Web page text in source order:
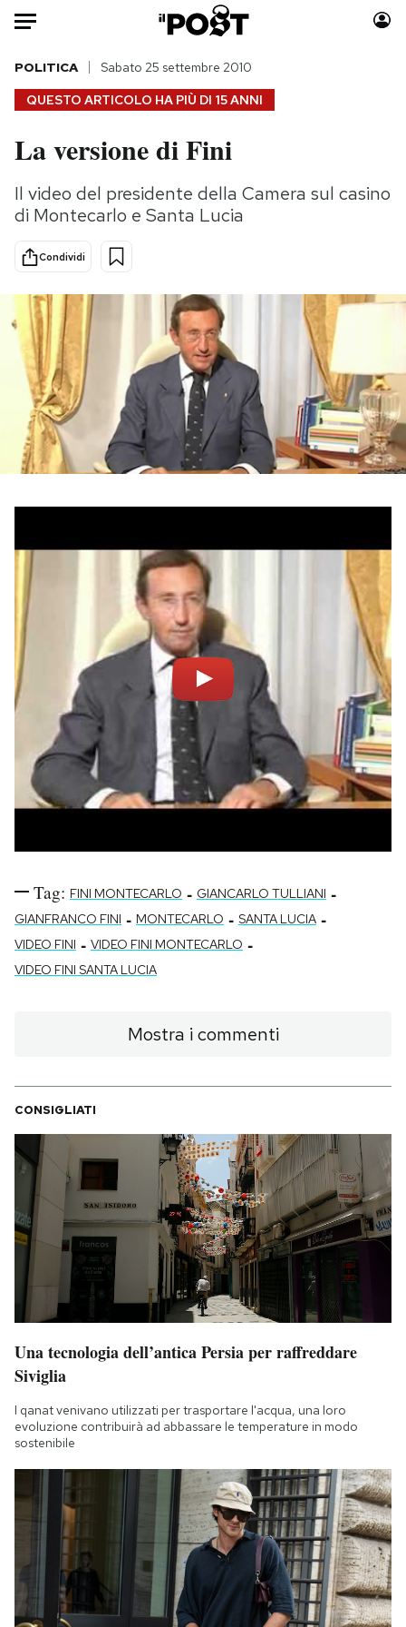
Auto
HOME
Italia
Politica
Internet
Cultura
Economia
Sport
Moda
Consumismi
Mondiali calcio 2026
PODCAST
NEWSLETTER
I MIEI PREFERITI
CALENDARIO
AREA PERSONALE
Area Personale
Newsletter
Regala il Post
Esci
QUESTO ARTICOLO HA PIÙ DI 15 ANNI
POLITICA Sabato 25 settembre 2010
La versione di Fini
Il video del presidente della Camera sul casino
di Montecarlo e Santa Lucia
Condividi
Tag: FINI MONTECARLO - GIANCARLO TULLIANI -
GIANFRANCO FINI - MONTECARLO - SANTA LUCIA -
VIDEO FINI - VIDEO FINI MONTECARLO -
VIDEO FINI SANTA LUCIA
Mostra i commenti
CONSIGLIATI
Una tecnologia dell’antica Persia per raffreddare
Siviglia
I qanat venivano utilizzati per trasportare l'acqua, una loro
evoluzione contribuirà ad abbassare le temperature in modo
sostenibile